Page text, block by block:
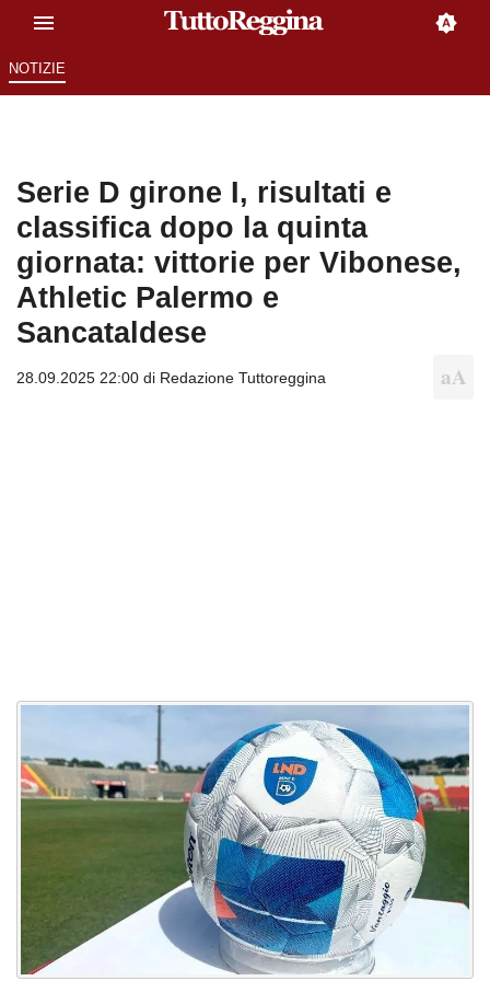
NOTIZIE
Serie D girone I, risultati e
classifica dopo la quinta
giornata: vittorie per Vibonese,
Athletic Palermo e
Sancataldese
28.09.2025 22:00 di Redazione Tuttoreggina